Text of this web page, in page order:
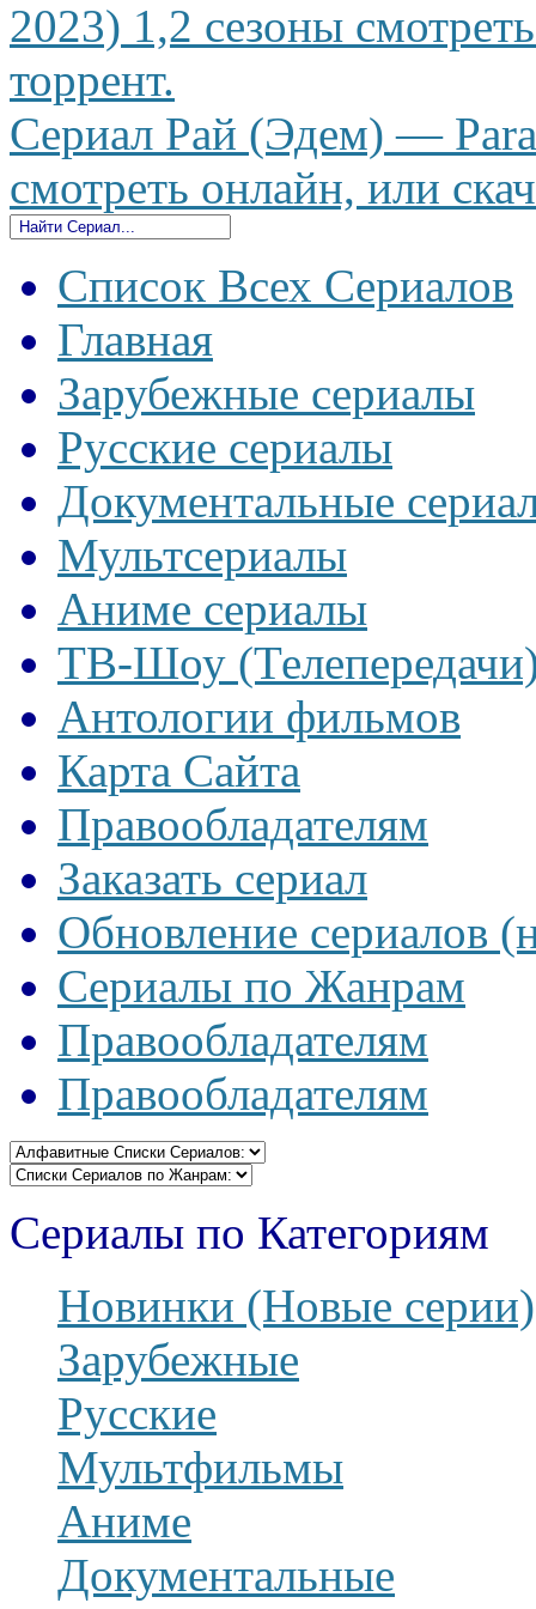
2023) 1,2 сезоны
торрент.
Сериал Рай (Эдем) —
смотреть онлайн, или
Список Всех Сериалов
Главная
Зарубежные сериалы
Русские сериалы
Документальные
Мультсериалы
Аниме сериалы
ТВ-Шоу
Антологии фильмов
Карта Сайта
Правообладателям
Заказать сериал
Обновление сериалов
Сериалы по Жанрам
Правообладателям
Правообладателям
Сериалы по Категориям
Новинки (Новые серии)
Зарубежные
Русские
Мультфильмы
Аниме
Документальные